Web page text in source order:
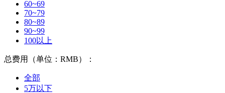
60~69
70~79
80~89
90~99
100以上
总费用（单位：RMB）：
全部
5万以下